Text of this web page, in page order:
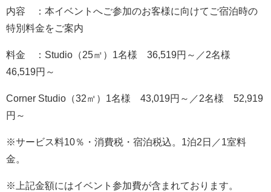
内容 ：本イベントへご参加のお客様に向けてご宿泊時の
特別料金をご案内
料金 ：Studio（25㎡）1名様 36,519円～／2名様
46,519円～
Corner Studio（32㎡）1名様 43,019円～／2名様 52,919
円～
※サービス料10％・消費税・宿泊税込。1泊2日／1室料
金。
※上記金額にはイベント参加費が含まれております。